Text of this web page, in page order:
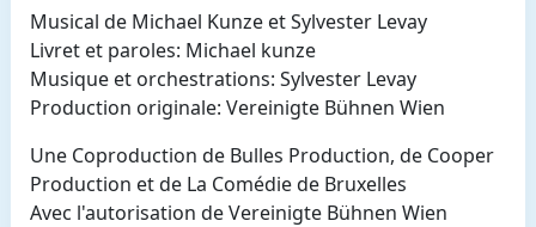
Musical de Michael Kunze et Sylvester Levay
Livret et paroles: Michael kunze
Musique et orchestrations: Sylvester Levay
Production originale: Vereinigte Bühnen Wien
Une Coproduction de Bulles Production, de Cooper
Production et de La Comédie de Bruxelles
Avec l'autorisation de Vereinigte Bühnen Wien